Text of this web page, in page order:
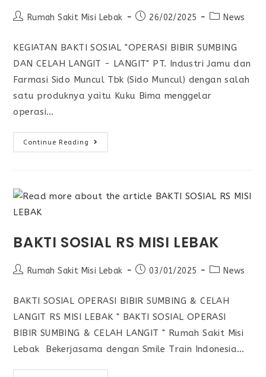
Rumah Sakit Misi Lebak 26/02/2025 News
KEGIATAN BAKTI SOSIAL "OPERASI BIBIR SUMBING
DAN CELAH LANGIT - LANGIT" PT. Industri Jamu dan
Farmasi Sido Muncul Tbk (Sido Muncul) dengan salah
satu produknya yaitu Kuku Bima menggelar
operasi…
Continue Reading
BAKTI SOSIAL RS MISI LEBAK
Rumah Sakit Misi Lebak 03/01/2025 News
BAKTI SOSIAL OPERASI BIBIR SUMBING & CELAH
LANGIT RS MISI LEBAK " BAKTI SOSIAL OPERASI
BIBIR SUMBING & CELAH LANGIT " Rumah Sakit Misi
Lebak Bekerjasama dengan Smile Train Indonesia…